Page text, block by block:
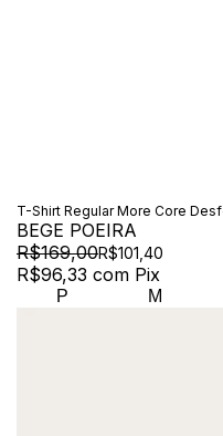
T-Shirt Regular More Core
BEGE POEIRA
R$169,00R$101,40
R$96,33 com Pix
P M